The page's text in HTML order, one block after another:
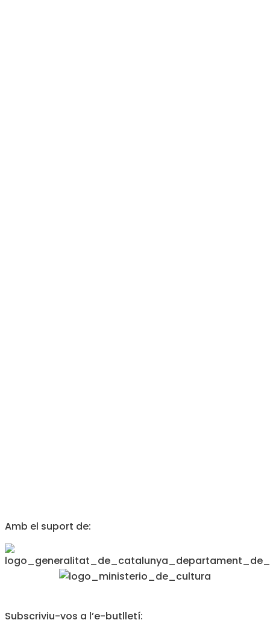
Amb el suport de:
Subscriviu-vos a l’e-butlletí: